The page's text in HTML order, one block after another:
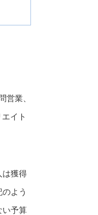
営業、
イト
は獲得
よう
い予算